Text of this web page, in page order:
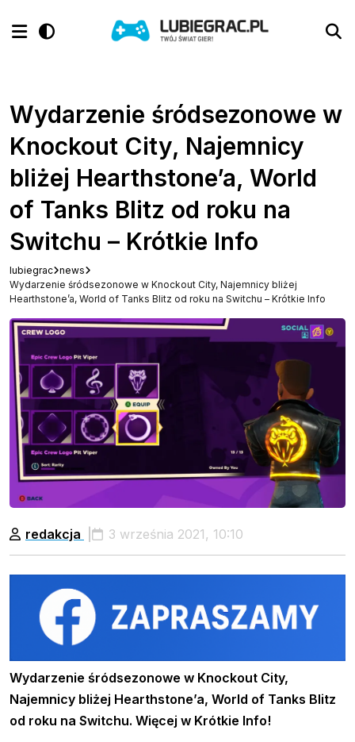
Wydarzenie śródsezonowe w
Knockout City, Najemnicy
bliżej Hearthstone’a, World
of Tanks Blitz od roku na
Switchu – Krótkie Info
lubiegrac news
Wydarzenie śródsezonowe w Knockout City, Najemnicy bliżej
Hearthstone’a, World of Tanks Blitz od roku na Switchu – Krótkie Info
redakcja 3 września 2021, 10:10
Wydarzenie śródsezonowe w Knockout City,
Najemnicy bliżej Hearthstone’a, World of Tanks Blitz
od roku na Switchu. Więcej w Krótkie Info!